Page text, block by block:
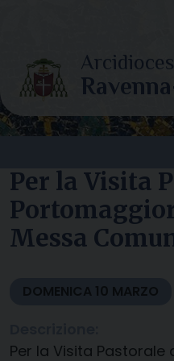
content
Per la Visita
Messa
DOMENICA 10 MARZO
Per la Visita